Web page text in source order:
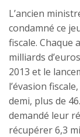
L’ancien
condamné ce
fiscale. Chaque
milliards
2013 et le
l’évasion
demi, plus de
demandé leur
récupérer 6,3